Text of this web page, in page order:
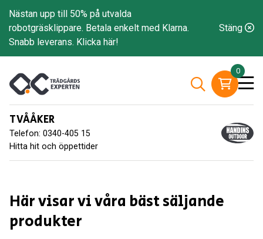
Nästan upp till 50% på utvalda
robotgräsklippare. Betala enkelt med Klarna.
Snabb leverans. Klicka här!
Stäng
0
TVÅÅKER
Telefon: 0340-405 15
Hitta hit och öppettider
Här visar vi våra bäst säljande
produkter